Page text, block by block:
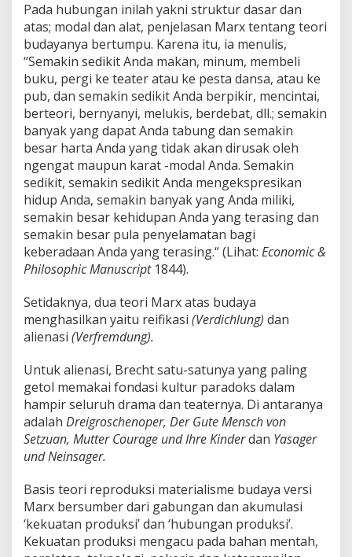
Pada hubungan inilah yakni struktur dasar dan
atas; modal dan alat, penjelasan Marx tentang teori
budayanya bertumpu. Karena itu, ia menulis,
“Semakin sedikit Anda makan, minum, membeli
buku, pergi ke teater atau ke pesta dansa, atau ke
pub, dan semakin sedikit Anda berpikir, mencintai,
berteori, bernyanyi, melukis, berdebat, dll.; semakin
banyak yang dapat Anda tabung dan semakin
besar harta Anda yang tidak akan dirusak oleh
ngengat maupun karat -modal Anda. Semakin
sedikit, semakin sedikit Anda mengekspresikan
hidup Anda, semakin banyak yang Anda miliki,
semakin besar kehidupan Anda yang terasing dan
semakin besar pula penyelamatan bagi
keberadaan Anda yang terasing.“ (Lihat: Economic &
Philosophic Manuscript1844).
Setidaknya, dua teori Marx atas budaya
menghasilkan yaitu reifikasi (Verdichlung) dan
alienasi (Verfremdung).
Untuk alienasi, Brecht satu-satunya yang paling
getol memakai fondasi kultur paradoks dalam
hampir seluruh drama dan teaternya. Di antaranya
adalah Dreigroschenoper, Der Gute Mensch von
Setzuan, Mutter Courage und Ihre Kinderdan Yasager
und Neinsager.
Basis teori reproduksi materialisme budaya versi
Marx bersumber dari gabungan dan akumulasi
‘kekuatan produksi’ dan ‘hubungan produksi’.
Kekuatan produksi mengacu pada bahan mentah,